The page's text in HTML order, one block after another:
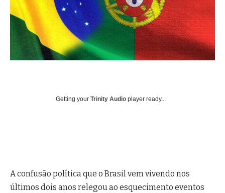
Getting your Trinity Audio player ready...
A confusão política que o Brasil vem vivendo nos
últimos dois anos relegou ao esquecimento eventos